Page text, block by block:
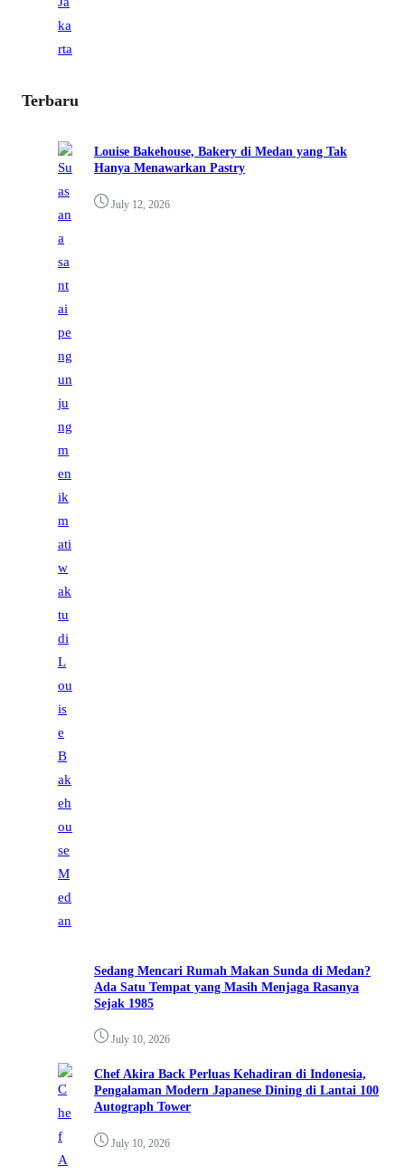
Terbaru
Louise Bakehouse, Bakery di Medan yang Tak
Hanya Menawarkan Pastry
July 12, 2026
Sedang Mencari Rumah Makan Sunda di Medan?
Ada Satu Tempat yang Masih Menjaga Rasanya
Sejak 1985
July 10, 2026
Chef Akira Back Perluas Kehadiran di Indonesia,
Pengalaman Modern Japanese Dining di Lantai 100
Autograph Tower
July 10, 2026